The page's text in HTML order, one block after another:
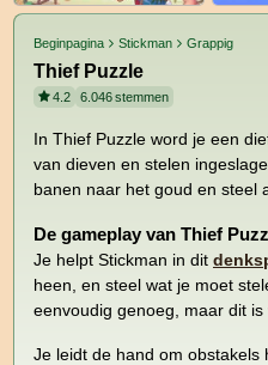
Beginpagina Stickman Grappig
Thief Puzzle
4.2 6.046stemmen
In Thief Puzzle word je een
van dieven en stelen
banen naar het goud en steel
De gameplay van Thief
Je helpt Stickman in dit
heen, en steel wat je moet
eenvoudig genoeg, maar dit
Je leidt de hand om obstakels